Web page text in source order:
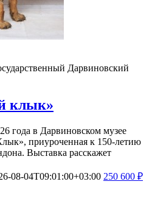
Дарвиновский
клык»
года в Дарвиновском музее
приуроченная к 150-летию
Выставка расскажет
08-04T09:01:00+03:00 250 600 ₽